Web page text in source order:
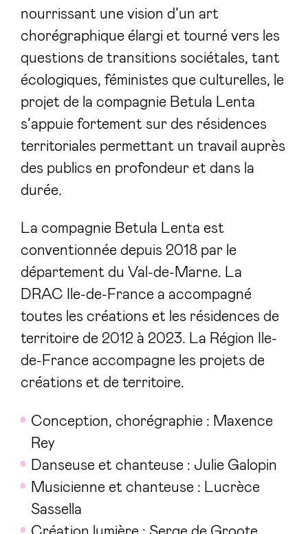
nourrissant une vision d’un art
chorégraphique élargi et tourné vers les
questions de transitions sociétales, tant
écologiques, féministes que culturelles, le
projet de la compagnie Betula Lenta
s’appuie fortement sur des résidences
territoriales permettant un travail auprès
des publics en profondeur et dans la
durée.
La compagnie Betula Lenta est
conventionnée depuis 2018 par le
département du Val-de-Marne. La
DRAC Ile-de-France a accompagné
toutes les créations et les résidences de
territoire de 2012 à 2023. La Région Ile-
de-France accompagne les projets de
créations et de territoire.
Conception, chorégraphie : Maxence
Rey
Danseuse et chanteuse : Julie Galopin
Musicienne et chanteuse : Lucrèce
Sassella